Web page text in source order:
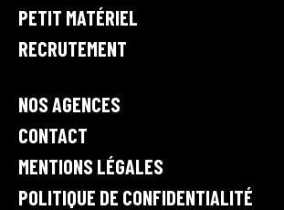
a
t
i
n
t
r
PETIT MATÉRIEL
RECRUTEMENT
NOS AGENCES
CONTACT
MENTIONS LÉGALES
POLITIQUE DE CONFIDENTIALITÉ